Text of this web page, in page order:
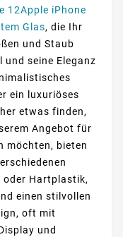
12Apple iPhone
Glas, die Ihr
und Staub
und seine Eleganz
ein luxuriöses
etwas finden,
Angebot für
möchten, bieten
oder Hartplastik,
einen stilvollen
oft mit
und